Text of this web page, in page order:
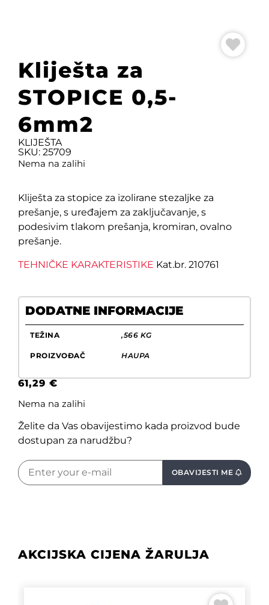
Kliješta za
STOPICE 0,5-
6mm2
KLIJEŠTA
SKU: 25709
Nema na zalihi
Kliješta za stopice za izolirane stezaljke za
prešanje, s uređajem za zaključavanje, s
podesivim tlakom prešanja, kromiran, ovalno
prešanje.
TEHNIČKE KARAKTERISTIKE Kat.br. 210761
DODATNE INFORMACIJE
TEŽINA ,566 KG
PROIZVOĐAČ HAUPA
61,29 €
Nema na zalihi
Želite da Vas obavijestimo kada proizvod bude
dostupan za narudžbu?
OBAVIJESTI ME
AKCIJSKA CIJENA ŽARULJA